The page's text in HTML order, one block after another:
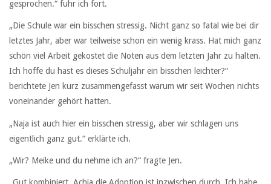
gesprochen.“ fuhr ich fort.
„Die Schule war ein bisschen stressig. Nicht ganz so fatal wie bei dir
letztes Jahr, aber war teilweise schon ein wenig krass. Hat mich ganz
schön viel Arbeit gekostet die Noten aus dem letzten Jahr zu halten.
Ich hoffe du hast es dieses Schuljahr ein bisschen leichter?“
berichtete Jen kurz zusammengefasst warum wir seit Wochen nichts
voneinander gehört hatten.
„Naja ist auch hier ein bisschen stressig, aber wir schlagen uns
eigentlich ganz gut.“ erklärte ich.
„Wir? Meike und du nehme ich an?“ fragte Jen.